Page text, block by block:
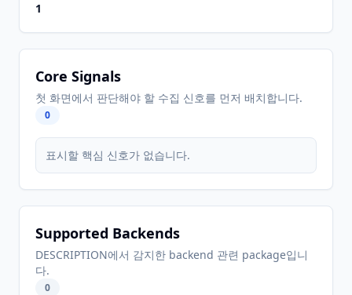
1
Core Signals
첫 화면에서 판단해야 할 수집 신호를 먼저 배치합니다.
0
표시할 핵심 신호가 없습니다.
Supported Backends
DESCRIPTION에서 감지한 backend 관련 package입니
다.
0